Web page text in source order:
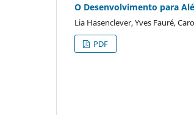
O Desenvolvimento para
Lia Hasenclever, Yves Fauré,
PDF